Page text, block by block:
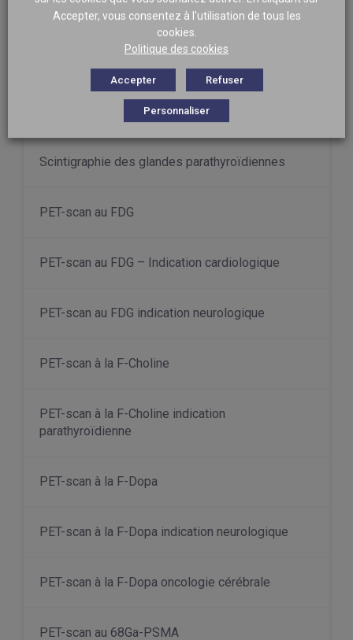
Scintigraphie aux leucocytes marqués
Scintigraphie thyroïdienne à l’iode 123
Scintigraphie des glandes parathyroïdiennes
PET-scan au FDG
PET-scan au FDG – Indication cardiologique
PET-scan au FDG indication neurologique
PET-scan à la F-Choline
PET-scan à la F-Choline indication
parathyroïdienne
PET-scan à la F-Dopa
PET-scan à la F-Dopa indication neurologique
PET-scan à la F-Dopa oncologie cérébrale
PET-scan au 68Ga-PSMA
Accepter, vous consentez à l'utilisation de tous les
cookies.
Politique des cookies
Accepter Refuser
Personnaliser